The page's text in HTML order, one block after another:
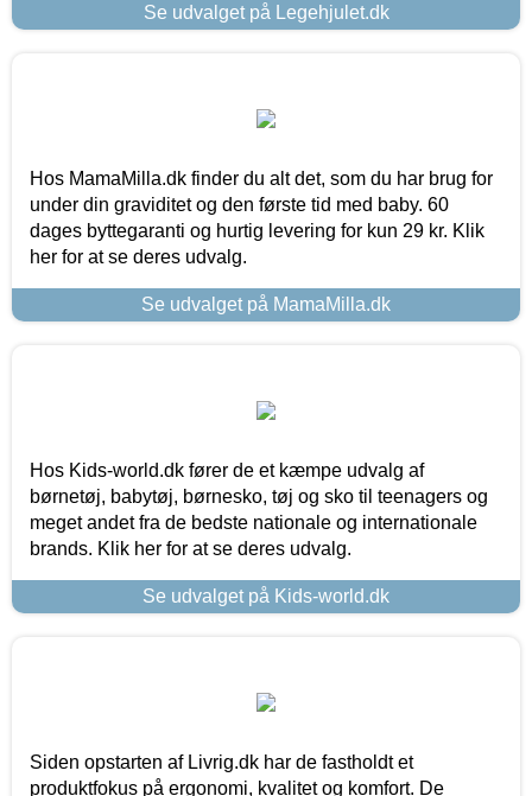
Se udvalget på Legehjulet.dk
Hos MamaMilla.dk finder du alt det, som du har brug for
under din graviditet og den første tid med baby. 60
dages byttegaranti og hurtig levering for kun 29 kr. Klik
her for at se deres udvalg.
Se udvalget på MamaMilla.dk
Hos Kids-world.dk fører de et kæmpe udvalg af
børnetøj, babytøj, børnesko, tøj og sko til teenagers og
meget andet fra de bedste nationale og internationale
brands. Klik her for at se deres udvalg.
Se udvalget på Kids-world.dk
Siden opstarten af Livrig.dk har de fastholdt et
produktfokus på ergonomi, kvalitet og komfort. De